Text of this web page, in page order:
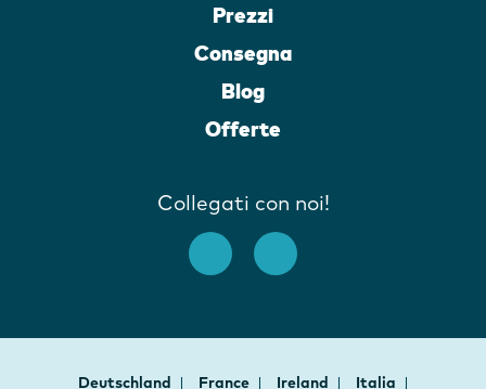
Prezzi
Consegna
Blog
Offerte
Collegati con noi!
Deutschland France Ireland
Italia